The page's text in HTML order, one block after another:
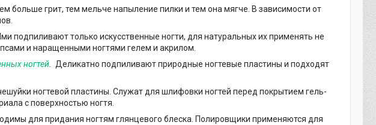
больше грит, тем мельче напыление пилки и тем она мягче. В зависимости от
Ими подпиливают только искусственные ногти, для натуральных их применять не
и наращенными ногтями гелем и акрилом.
ногтей
Деликатно подпиливают природные ногтевые пластины и подходят
ногтевой пластины. Служат для шлифовки ногтей перед покрытием гель-
с поверхностью ногтя.
для придания ногтям глянцевого блеска. Полировщики применяются для